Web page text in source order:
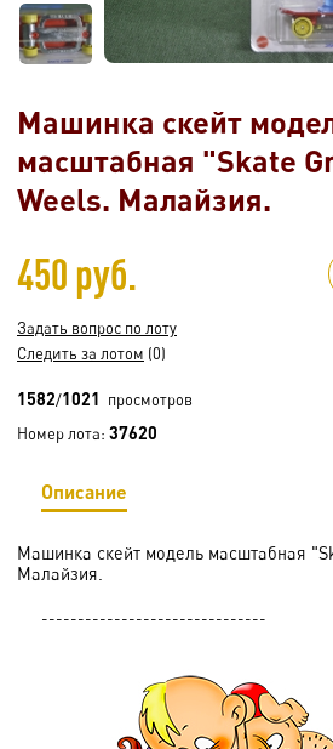
Машинка скейт
масштабная "Skate
Weels. Малайзия.
450 руб.
Задать вопрос по лоту
Следить за лотом (0)
1582/1021 просмотров
Номер лота: 37620
Описание
Машинка скейт модель масштабная
Малайзия.
-------------------------------